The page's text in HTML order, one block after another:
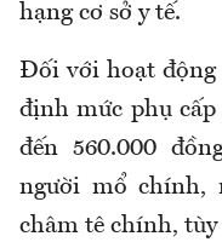
hạng cơ sở y tế.
Đối với hoạt động
định mức phụ
đến 560.000
người mổ chính,
châm tê chính,